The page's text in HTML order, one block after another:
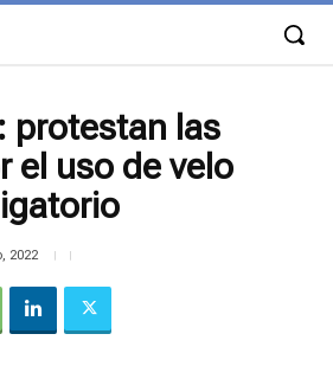
protestan las
el uso de velo
2022